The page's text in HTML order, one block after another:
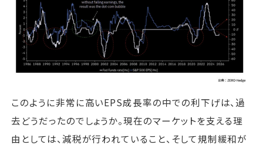
このように非常に高いEPS成長率の中での利下げは、過
去どうだったのでしょうか。現在のマーケットを支える理
由としては、減税が行われていること、そして規制緩和が